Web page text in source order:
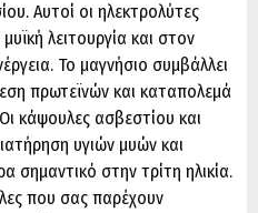
Αυτοί οι ηλεκτρολύτες
λειτουργία και στον
Το μαγνήσιο συμβάλλει
πρωτεϊνών και καταπολεμά
κάψουλες ασβεστίου και
υγιών μυών και
σημαντικό στην τρίτη ηλικία.
που σας παρέχουν